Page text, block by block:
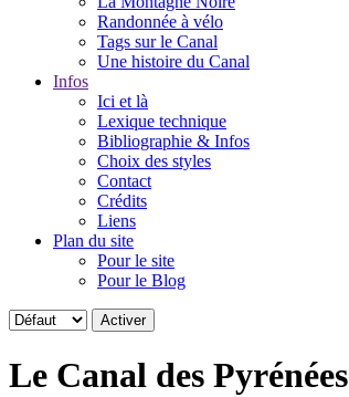
Randonnée à vélo
Tags sur le Canal
Une histoire du Canal
Infos
Ici et là
Lexique technique
Bibliographie & Infos
Choix des styles
Contact
Crédits
Liens
Plan du site
Pour le site
Pour le Blog
Le Canal des Pyrénées